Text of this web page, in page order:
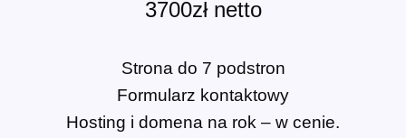
3700zł netto
Strona do 7 podstron
Formularz kontaktowy
Hosting i domena na rok – w cenie.